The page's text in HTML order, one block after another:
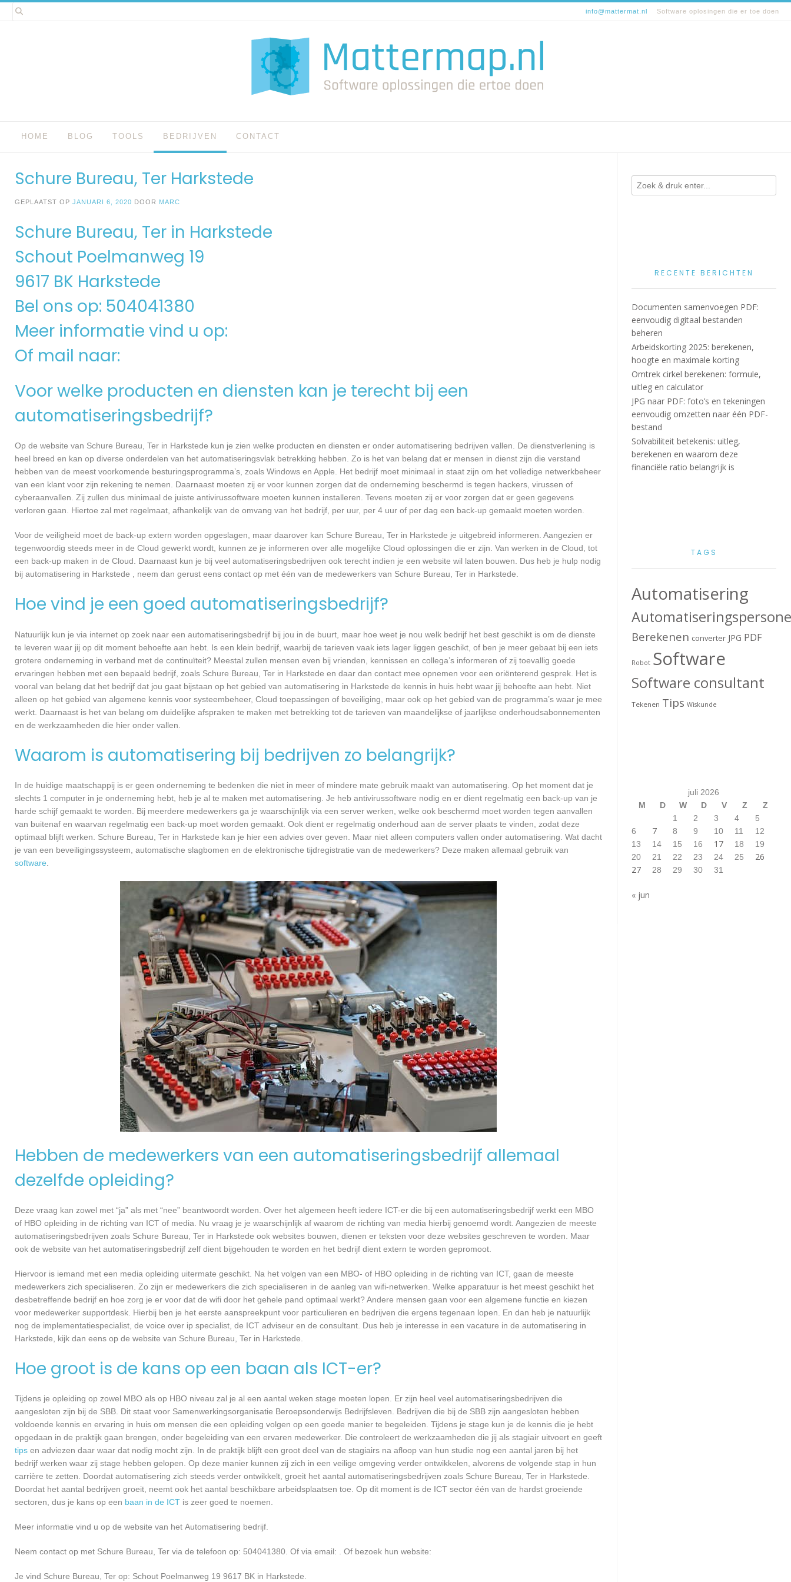
Spring
naar
info@mattermat.nl Software oplosingen die er toe doen
HOME BLOG TOOLS BEDRIJVEN CONTACT
Schure Bureau, Ter Harkstede
GEPLAATST OP JANUARI 6, 2020 DOOR MARC
Schure Bureau, Ter in Harkstede
Schout Poelmanweg 19
9617 BK Harkstede
Bel ons op: 504041380
Meer informatie vind u op:
Of mail naar:
Voor welke producten en diensten kan je terecht bij een
automatiseringsbedrijf?
Op de website van Schure Bureau, Ter in Harkstede kun je zien welke producten en diensten er onder automatisering bedrijven vallen. De dienstverlening is
heel breed en kan op diverse onderdelen van het automatiseringsvlak betrekking hebben. Zo is het van belang dat er mensen in dienst zijn die verstand
hebben van de meest voorkomende besturingsprogramma’s, zoals Windows en Apple. Het bedrijf moet minimaal in staat zijn om het volledige netwerkbeheer
van een klant voor zijn rekening te nemen. Daarnaast moeten zij er voor kunnen zorgen dat de onderneming beschermd is tegen hackers, virussen of
cyberaanvallen. Zij zullen dus minimaal de juiste antivirussoftware moeten kunnen installeren. Tevens moeten zij er voor zorgen dat er geen gegevens
verloren gaan. Hiertoe zal met regelmaat, afhankelijk van de omvang van het bedrijf, per uur, per 4 uur of per dag een back-up gemaakt moeten worden.
Voor de veiligheid moet de back-up extern worden opgeslagen, maar daarover kan Schure Bureau, Ter in Harkstede je uitgebreid informeren. Aangezien er
tegenwoordig steeds meer in de Cloud gewerkt wordt, kunnen ze je informeren over alle mogelijke Cloud oplossingen die er zijn. Van werken in de Cloud, tot
een back-up maken in de Cloud. Daarnaast kun je bij veel automatiseringsbedrijven ook terecht indien je een website wil laten bouwen. Dus heb je hulp nodig
bij automatisering in Harkstede , neem dan gerust eens contact op met één van de medewerkers van Schure Bureau, Ter in Harkstede.
Hoe vind je een goed automatiseringsbedrijf?
Natuurlijk kun je via internet op zoek naar een automatiseringsbedrijf bij jou in de buurt, maar hoe weet je nou welk bedrijf het best geschikt is om de dienste
te leveren waar jij op dit moment behoefte aan hebt. Is een klein bedrijf, waarbij de tarieven vaak iets lager liggen geschikt, of ben je meer gebaat bij een iets
grotere onderneming in verband met de continuïteit? Meestal zullen mensen even bij vrienden, kennissen en collega’s informeren of zij toevallig goede
ervaringen hebben met een bepaald bedrijf, zoals Schure Bureau, Ter in Harkstede en daar dan contact mee opnemen voor een oriënterend gesprek. Het is
vooral van belang dat het bedrijf dat jou gaat bijstaan op het gebied van automatisering in Harkstede de kennis in huis hebt waar jij behoefte aan hebt. Niet
alleen op het gebied van algemene kennis voor systeembeheer, Cloud toepassingen of beveiliging, maar ook op het gebied van de programma’s waar je mee
werkt. Daarnaast is het van belang om duidelijke afspraken te maken met betrekking tot de tarieven van maandelijkse of jaarlijkse onderhoudsabonnementen
en de werkzaamheden die hier onder vallen.
Waarom is automatisering bij bedrijven zo belangrijk?
In de huidige maatschappij is er geen onderneming te bedenken die niet in meer of mindere mate gebruik maakt van automatisering. Op het moment dat je
slechts 1 computer in je onderneming hebt, heb je al te maken met automatisering. Je heb antivirussoftware nodig en er dient regelmatig een back-up van je
harde schijf gemaakt te worden. Bij meerdere medewerkers ga je waarschijnlijk via een server werken, welke ook beschermd moet worden tegen aanvallen
van buitenaf en waarvan regelmatig een back-up moet worden gemaakt. Ook dient er regelmatig onderhoud aan de server plaats te vinden, zodat deze
optimaal blijft werken. Schure Bureau, Ter in Harkstede kan je hier een advies over geven. Maar niet alleen computers vallen onder automatisering. Wat dacht
je van een beveiligingssysteem, automatische slagbomen en de elektronische tijdregistratie van de medewerkers? Deze maken allemaal gebruik van
software
Hebben de medewerkers van een automatiseringsbedrijf allemaal
dezelfde opleiding?
Deze vraag kan zowel met “ja” als met “nee” beantwoordt worden. Over het algemeen heeft iedere ICT-er die bij een automatiseringsbedrijf werkt een MBO
of HBO opleiding in de richting van ICT of media. Nu vraag je je waarschijnlijk af waarom de richting van media hierbij genoemd wordt. Aangezien de meeste
automatiseringsbedrijven zoals Schure Bureau, Ter in Harkstede ook websites bouwen, dienen er teksten voor deze websites geschreven te worden. Maar
ook de website van het automatiseringsbedrijf zelf dient bijgehouden te worden en het bedrijf dient extern te worden gepromoot.
Hiervoor is iemand met een media opleiding uitermate geschikt. Na het volgen van een MBO- of HBO opleiding in de richting van ICT, gaan de meeste
medewerkers zich specialiseren. Zo zijn er medewerkers die zich specialiseren in de aanleg van wifi-netwerken. Welke apparatuur is het meest geschikt het
desbetreffende bedrijf en hoe zorg je er voor dat de wifi door het gehele pand optimaal werkt? Andere mensen gaan voor een algemene functie en kiezen
voor medewerker supportdesk. Hierbij ben je het eerste aanspreekpunt voor particulieren en bedrijven die ergens tegenaan lopen. En dan heb je natuurlijk
nog de implementatiespecialist, de voice over ip specialist, de ICT adviseur en de consultant. Dus heb je interesse in een vacature in de automatisering in
Harkstede, kijk dan eens op de website van Schure Bureau, Ter in Harkstede.
Hoe groot is de kans op een baan als ICT-er?
Tijdens je opleiding op zowel MBO als op HBO niveau zal je al een aantal weken stage moeten lopen. Er zijn heel veel automatiseringsbedrijven die
aangesloten zijn bij de SBB. Dit staat voor Samenwerkingsorganisatie Beroepsonderwijs Bedrijfsleven. Bedrijven die bij de SBB zijn aangesloten hebben
voldoende kennis en ervaring in huis om mensen die een opleiding volgen op een goede manier te begeleiden. Tijdens je stage kun je de kennis die je hebt
opgedaan in de praktijk gaan brengen, onder begeleiding van een ervaren medewerker. Die controleert de werkzaamheden die jij als stagiair uitvoert en geeft
tips en adviezen daar waar dat nodig mocht zijn. In de praktijk blijft een groot deel van de stagiairs na afloop van hun studie nog een aantal jaren bij het
bedrijf werken waar zij stage hebben gelopen. Op deze manier kunnen zij zich in een veilige omgeving verder ontwikkelen, alvorens de volgende stap in hun
carrière te zetten. Doordat automatisering zich steeds verder ontwikkelt, groeit het aantal automatiseringsbedrijven zoals Schure Bureau, Ter in Harkstede.
Doordat het aantal bedrijven groeit, neemt ook het aantal beschikbare arbeidsplaatsen toe. Op dit moment is de ICT sector één van de hardst groeiende
sectoren, dus je kans op een baan in de ICT is zeer goed te noemen.
Meer informatie vind u op de website van het Automatisering bedrijf.
Neem contact op met Schure Bureau, Ter via de telefoon op: 504041380. Of via email: . Of bezoek hun website:
Je vind Schure Bureau, Ter op: Schout Poelmanweg 19 9617 BK in Harkstede.
RECENTE BERICHTEN
Documenten samenvoegen PDF:
eenvoudig digitaal bestanden
beheren
Arbeidskorting 2025: berekenen,
hoogte en maximale korting
Omtrek cirkel berekenen: formule,
uitleg en calculator
JPG naar PDF: foto’s en tekeningen
eenvoudig omzetten naar één PDF-
bestand
Solvabiliteit betekenis: uitleg,
berekenen en waarom deze
financiële ratio belangrijk is
TAGS
Automatisering
Berekenen converter JPG PDF
Robot Software
Software consultant
Tekenen Tips Wiskunde
juli 2026
M
D W D V Z
Z
1
2 3 4
5
6
7 8 9 10 11
12
13
14 15 16 17 18
19
20
21 22 23 24 25
26
27
28 29 30 31
« jun